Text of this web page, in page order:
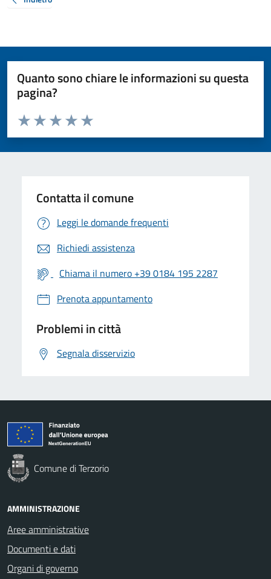
Quanto sono chiare le informazioni su questa
pagina?
Valuta da 1 a 5 stelle la pagina
Valuta 5 stelle su 5
Valuta 4 stelle su 5
Valuta 3 stelle su 5
Valuta 2 stelle su 5
Valuta 1 stelle su 5
Contatta il comune
Leggi le domande frequenti
Richiedi assistenza
Chiama il numero +39 0184 195 2287
Prenota appuntamento
Problemi in città
Segnala disservizio
Comune di Terzorio
AMMINISTRAZIONE
Aree amministrative
Documenti e dati
Organi di governo